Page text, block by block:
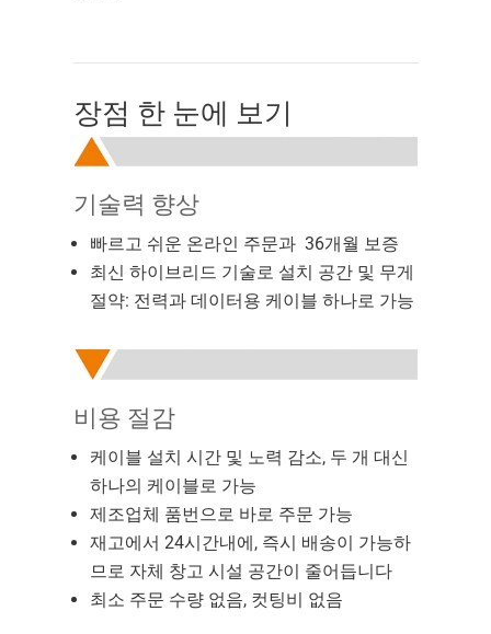
장점 한 눈에 보기
기술력 향상
빠르고 쉬운 온라인 주문과 36개월 보증
최신 하이브리드 기술로 설치 공간 및 무게
절약: 전력과 데이터용 케이블 하나로 가능
비용 절감
케이블 설치 시간 및 노력 감소, 두 개 대신
하나의 케이블로 가능
제조업체 품번으로 바로 주문 가능
재고에서 24시간내에, 즉시 배송이 가능하
므로 자체 창고 시설 공간이 줄어듭니다
최소 주문 수량 없음, 컷팅비 없음